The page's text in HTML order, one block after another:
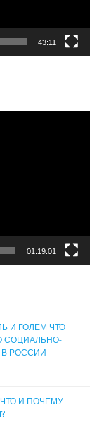
43:11
01:19:01
И ГОЛЕМ ЧТО
СОЦИАЛЬНО-
РОССИИ
И ПОЧЕМУ